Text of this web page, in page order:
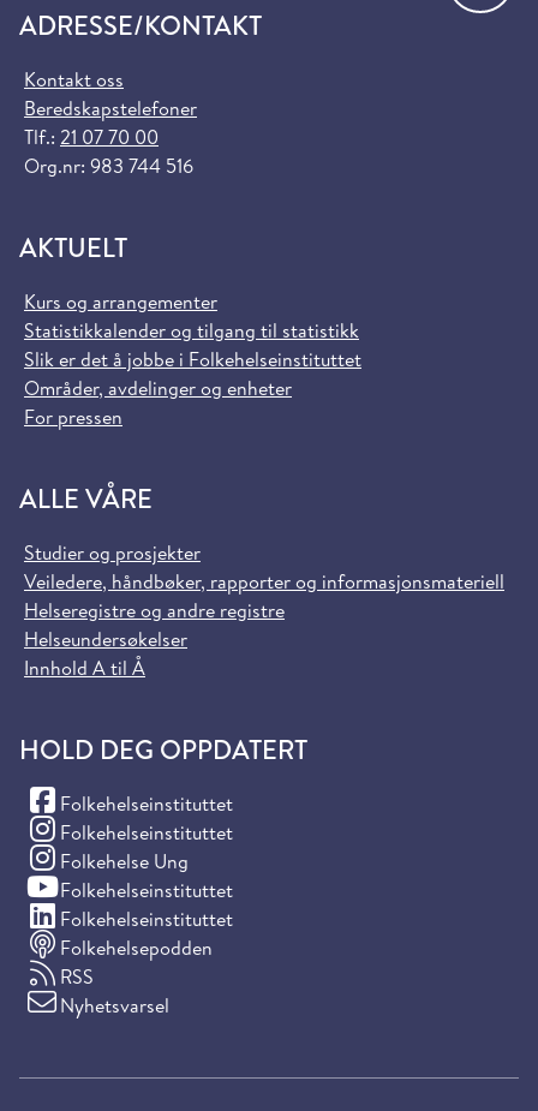
ADRESSE/KONTAKT
Kontakt oss
Beredskapstelefoner
Tlf.: 21 07 70 00
Org.nr: 983 744 516
AKTUELT
Kurs og arrangementer
Statistikkalender og tilgang til statistikk
Slik er det å jobbe i Folkehelseinstituttet
Områder, avdelinger og enheter
For pressen
ALLE VÅRE
Studier og prosjekter
Veiledere, håndbøker, rapporter og informasjonsmateriell
Helseregistre og andre registre
Helseundersøkelser
Innhold A til Å
HOLD DEG OPPDATERT
Folkehelseinstituttet
(Facebook)
Folkehelseinstituttet
(Instagram)
Folkehelse Ung
(Instagram)
Folkehelseinstituttet
(YouTube)
Folkehelseinstituttet
(LinkedIn)
Folkehelsepodden
RSS
Nyhetsvarsel